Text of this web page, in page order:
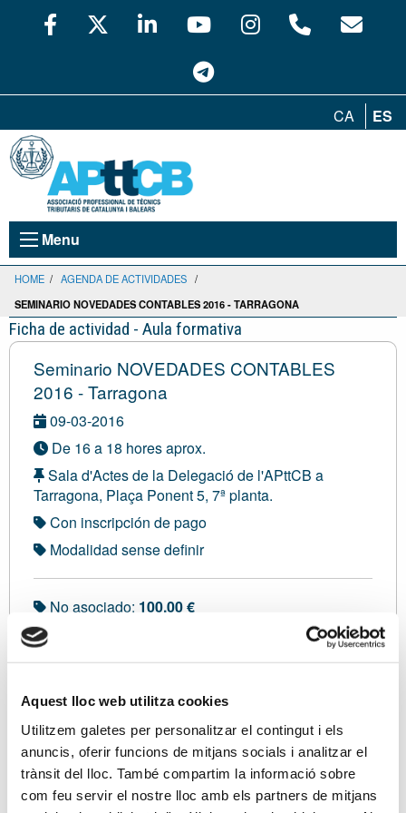
Aquest lloc web utilitza cookies
Utilitzem galetes per personalitzar el contingut i els
anuncis, oferir funcions de mitjans socials i analitzar el
trànsit del lloc. També compartim la informació sobre
com feu servir el nostre lloc amb els partners de mitjans
CA ES
Menu
HOME / AGENDA DE ACTIVIDADES /
SEMINARIO NOVEDADES CONTABLES 2016 - TARRAGONA
Ficha de actividad - Aula formativa
Seminario NOVEDADES CONTABLES
2016 - Tarragona
09-03-2016
De 16 a 18 hores aprox.
Sala d'Actes de la Delegació de l'APttCB a
Tarragona, Plaça Ponent 5, 7ª planta.
Con inscripción de pago
Modalidad sense definir
No asociado: 100,00 €
Ponentes
Sr. Manel Salas i Ríos, Professor Mercantil.
Llicenciat en Ciències Econòmiques i Empresarials.
Censor Jurat de Comptes. Responsable del Servei